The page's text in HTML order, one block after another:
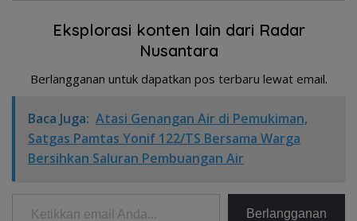
Eksplorasi konten lain dari Radar
Nusantara
Berlangganan untuk dapatkan pos terbaru lewat email.
Baca Juga: Atasi Genangan Air di Pemukiman,
Satgas Pamtas Yonif 122/TS Bersama Warga
Bersihkan Saluran Pembuangan Air
Ketikkan email Anda...
Berlangganan